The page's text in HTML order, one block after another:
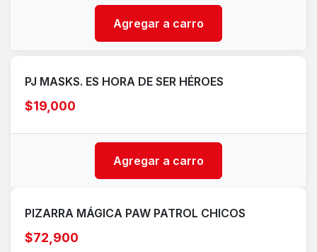
Agregar a carro
PJ MASKS. ES HORA DE SER HÉROES
$19,000
Agregar a carro
PIZARRA MÁGICA PAW PATROL CHICOS
$72,900